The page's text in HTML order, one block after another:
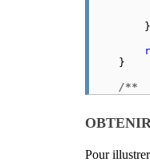
        }
    }
/**
*
*
Pour